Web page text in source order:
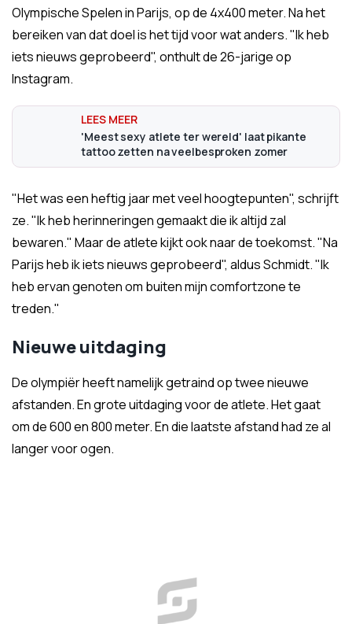
Olympische Spelen in Parijs, op de 4x400 meter. Na het
bereiken van dat doel is het tijd voor wat anders. "Ik heb
iets nieuws geprobeerd", onthult de 26-jarige op
Instagram.
'Meest sexy atlete ter wereld' laat pikante
tattoo zetten na veelbesproken zomer
"Het was een heftig jaar met veel hoogtepunten", schrijft
ze. "Ik heb herinneringen gemaakt die ik altijd zal
bewaren." Maar de atlete kijkt ook naar de toekomst. "Na
Parijs heb ik iets nieuws geprobeerd", aldus Schmidt. "Ik
heb ervan genoten om buiten mijn comfortzone te
treden."
Nieuwe uitdaging
De olympiër heeft namelijk getraind op twee nieuwe
afstanden. En grote uitdaging voor de atlete. Het gaat
om de 600 en 800 meter. En die laatste afstand had ze al
langer voor ogen.